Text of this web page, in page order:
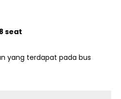
seat
yang terdapat pada bus